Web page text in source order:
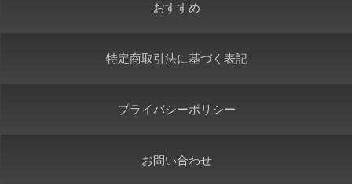
おすすめ
特定商取引法に基づく表記
プライバシーポリシー
お問い合わせ